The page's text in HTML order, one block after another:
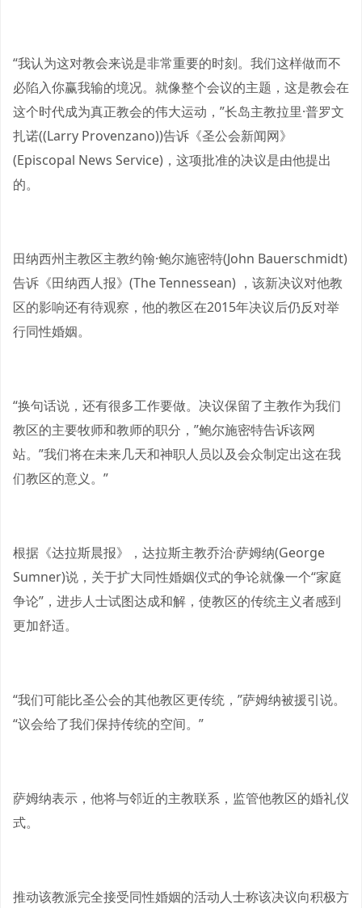
“我认为这对教会来说是非常重要的时刻。我们这样做而不
必陷入你赢我输的境况。就像整个会议的主题，这是教会在
这个时代成为真正教会的伟大运动，”长岛主教拉里·普罗文
扎诺((Larry Provenzano))告诉《圣公会新闻网》
(Episcopal News Service)，这项批准的决议是由他提出
的。
田纳西州主教区主教约翰·鲍尔施密特(John Bauerschmidt)
告诉《田纳西人报》(The Tennessean) ，该新决议对他教
区的影响还有待观察，他的教区在2015年决议后仍反对举
行同性婚姻。
“换句话说，还有很多工作要做。决议保留了主教作为我们
教区的主要牧师和教师的职分，”鲍尔施密特告诉该网
站。”我们将在未来几天和神职人员以及会众制定出这在我
们教区的意义。”
根据《达拉斯晨报》，达拉斯主教乔治·萨姆纳(George
Sumner)说，关于扩大同性婚姻仪式的争论就像一个“家庭
争论”，进步人士试图达成和解，使教区的传统主义者感到
更加舒适。
“我们可能比圣公会的其他教区更传统，”萨姆纳被援引说。
“议会给了我们保持传统的空间。”
萨姆纳表示，他将与邻近的主教联系，监管他教区的婚礼仪
式。
推动该教派完全接受同性婚姻的活动人士称该决议向积极方